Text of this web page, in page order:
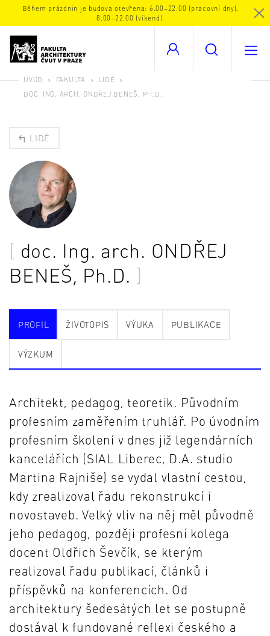
Během prázdnin je budova otevřena: 6.00–22.00 (pracovní dny),
8.00–22.00 (víkend).
ÚVOD FAKULTA
LIDÉ
DOC. ING. ARCH. ONDŘEJ BENEŠ, PH.D.
LIDÉ
doc. Ing. arch. ONDŘEJ
BENEŠ, Ph.D.
PROFIL ŽIVOTOPIS VÝUKA PUBLIKACE
VÝZKUM
Architekt, pedagog, teoretik. Původním
profesním zaměřením truhlář. Po úvodním
profesním školení v dnes již legendárních
kancelářích (SIAL Liberec, D.A. studio
Martina Rajniše) se vydal vlastní cestou,
kdy zrealizoval řadu rekonstrukcí i
novostaveb. Velký vliv na něj měl původně
jeho pedagog, později profesní kolega
docent Oldřich Ševčík, se kterým
realizoval řadu publikací, článků i
příspěvků na konferencích. Od
architektury šedesátých let se postupně
dostával k fundované reflexi českého a